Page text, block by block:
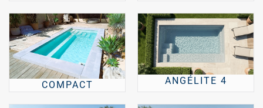
COMPACT ANGÉLITE 4